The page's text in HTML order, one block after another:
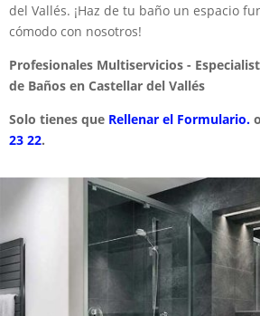
del Vallés. ¡Haz de tu baño un espacio
cómodo con nosotros!
Profesionales Multiservicios -
de Baños en Castellar del Vallés
Solo tienes que Rellenar el Formulario.
23 22.